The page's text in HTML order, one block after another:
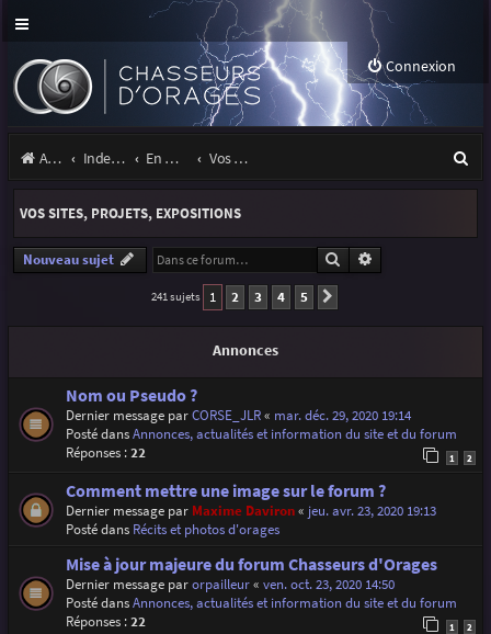
Connexion
Accueil Index du forum En marge des orages Vos sites, projets, expositions
e
r
VOS SITES, PROJETS, EXPOSITIONS
Nouveau sujet Rechercher
241 sujets 1 2 3 4 5
Annonces
Nom ou Pseudo ?
Dernier message parCORSE_JLR« mar. déc. 29, 2020 19:14
Posté dansAnnonces, actualités et information du site et du forum
Réponses :22 1 2
Comment mettre une image sur le forum ?
Dernier message par Maxime Daviron« jeu. avr. 23, 2020 19:13
Posté dans Récits et photos d'orages
Mise à jour majeure du forum Chasseurs d'Orages
Dernier message parorpailleur« ven. oct. 23, 2020 14:50
Posté dansAnnonces, actualités et information du site et du forum
Réponses :22 1 2